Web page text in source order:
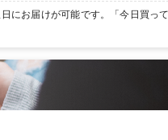
にお届けが可能です。「今日買っ